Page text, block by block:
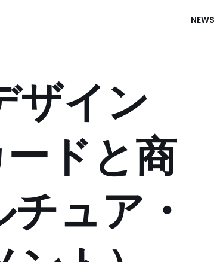
NEWS
ザイン
ドと商
ュア・